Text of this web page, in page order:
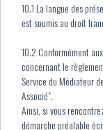
10.1 La langue des
est soumis au droit
10.2 Conformément
concernant le
Service du Médiateur
Associé".
Ainsi, si vous
démarche préalable